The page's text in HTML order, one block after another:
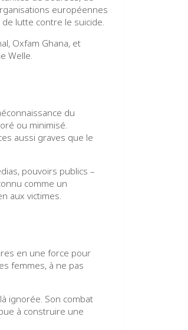
européennes
lutte contre le suicide.
Oxfam Ghana, et
Welle.
du
ou minimisé.
aussi graves que le
pouvoirs publics –
comme un
aux victimes.
en une force pour
femmes, à ne pas
ignorée. Son combat
à construire une